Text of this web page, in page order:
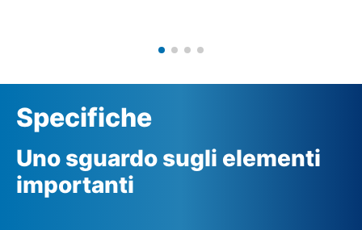
Specifiche
Uno sguardo sugli elementi
importanti